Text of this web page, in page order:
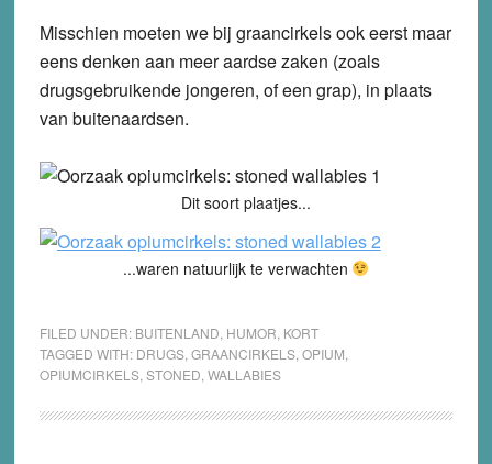
Misschien moeten we bij graancirkels ook eerst maar
eens denken aan meer aardse zaken (zoals
drugsgebruikende jongeren, of een grap), in plaats
van buitenaardsen.
Dit soort plaatjes...
...waren natuurlijk te verwachten
FILED UNDER: BUITENLAND HUMOR KORT
TAGGED WITH: DRUGS, GRAANCIRKELS, OPIUM
OPIUMCIRKELS, STONED WALLABIES